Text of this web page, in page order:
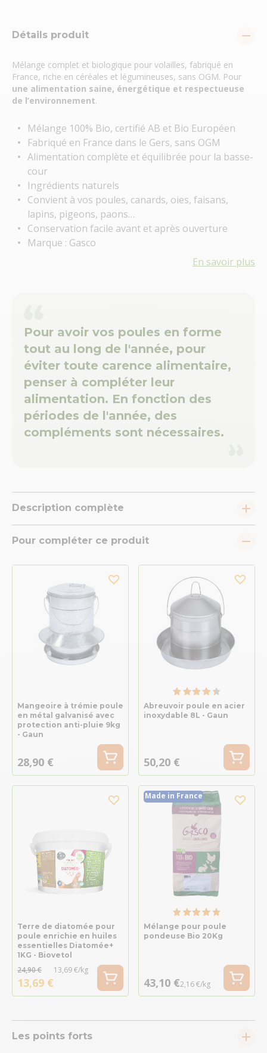
Détails produit
Mélange complet et biologique pour volailles, fabriqué en
France, riche en céréales et légumineuses, sans OGM. Pour
une alimentation saine, énergétique et respectueuse
de l’environnement.
Mélange 100% Bio, certifié AB et Bio Européen
Fabriqué en France dans le Gers, sans OGM
Alimentation complète et équilibrée pour la basse-
cour
Ingrédients naturels
Convient à vos poules, canards, oies, faisans,
lapins, pigeons, paons…
Conservation facile avant et après ouverture
Marque : Gasco
En savoir plus
Pour avoir vos poules en forme
tout au long de l'année, pour
éviter toute carence alimentaire,
penser à compléter leur
alimentation. En fonction des
périodes de l'année, des
compléments sont nécessaires.
Description complète
Pour compléter ce produit
Mangeoire à trémie poule
en métal galvanisé avec
protection anti-pluie 9kg
- Gaun
28,90 €
Abreuvoir poule en acier
inoxydable 8L - Gaun
50,20 €
Terre de diatomée pour
poule enrichie en huiles
essentielles Diatomée+
1KG - Biovetol
24,90 €
13,69 €
13,69 €/kg
Made in France
Mélange pour poule
pondeuse Bio 20Kg
43,10 €2,16 €/kg
Les points forts